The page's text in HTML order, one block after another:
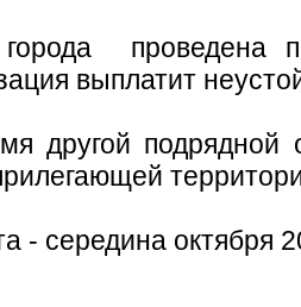
проведена
выплатит
другой подрядной
- середина октября